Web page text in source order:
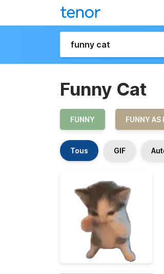
Funny Cat
FUNNY FUNNY AS
Tous GIF